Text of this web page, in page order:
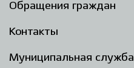
Обращения граждан
Контакты
Муниципальная служба